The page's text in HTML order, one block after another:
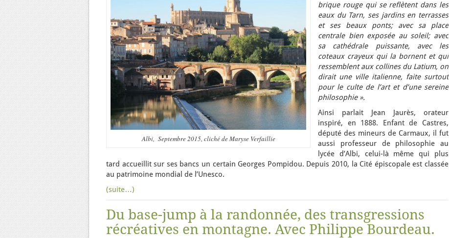
Albi, Septembre 2015, cliché de Maryse Verfaillie
brique rouge qui se reflètent dans les
eaux du Tarn, ses jardins en terrasses
et ses beaux ponts; avec sa place
centrale bien exposée au soleil; avec
sa cathédrale puissante, avec les
coteaux crayeux qui la bornent et qui
ressemblent aux collines du Latium, on
dirait une ville italienne, faite surtout
pour le culte de l’art et d’une sereine
philosophie ».
Ainsi parlait Jean Jaurès, orateur
inspiré, en 1888. Enfant de Castres,
député des mineurs de Carmaux, il fut
aussi professeur de philosophie au
lycée d’Albi, celui-là même qui plus
tard accueillit sur ses bancs un certain Georges Pompidou. Depuis 2010, la Cité épiscopale est classée
au patrimoine mondial de l’Unesco.
(suite…)
Du base-jump à la randonnée, des transgressions
récréatives en montagne. Avec Philippe Bourdeau.